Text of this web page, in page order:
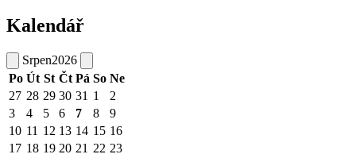
Kalendář
Srpen2026
Po Út St Čt Pá So Ne
27 28 29 30 31 1
2
3
4 5 6 7 8
9
10 11 12 13 14 15 16
17 18 19 20 21 22 23